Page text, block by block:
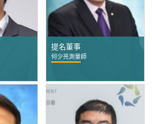
提名董事
何少亮測量師